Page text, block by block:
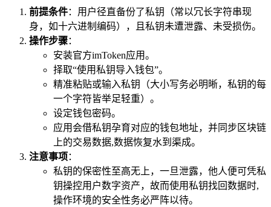
前提条件：用户径直备份了私钥（常以冗长字符串现
身，如十六进制编码），且私钥未遭泄露、未受损伤。
操作步骤：
安装官方imToken应用。
择取“使用私钥导入钱包”。
精准粘贴或输入私钥（大小写务必明晰，私钥的每
一个字符皆举足轻重）。
设定钱包密码。
应用会借私钥孕育对应的钱包地址，并同步区块链
上的交易数据,数据恢复水到渠成。
注意事项 ：
私钥的保密性至高无上，一旦泄露，他人便可凭私
钥操控用户数字资产，故而使用私钥找回数据时,
操作环境的安全性务必严阵以待。